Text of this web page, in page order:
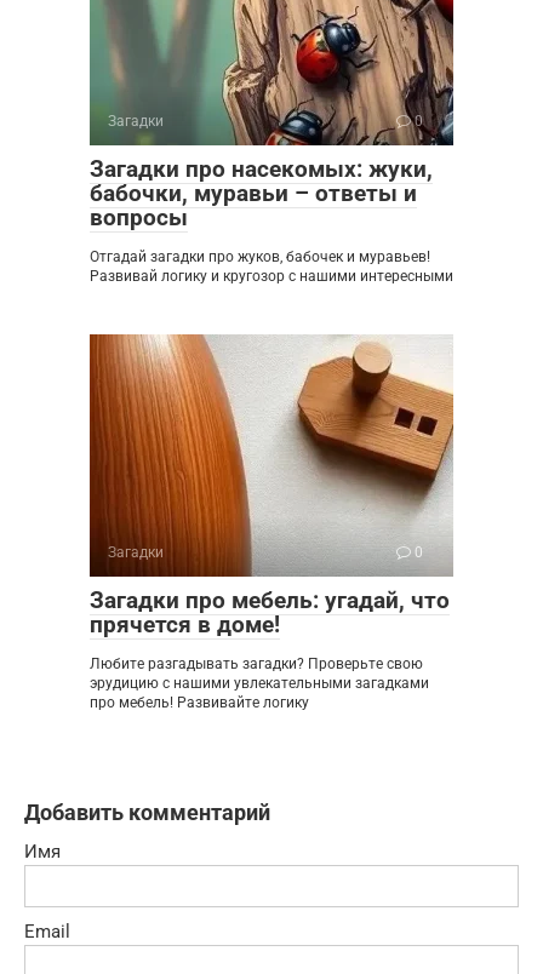
Загадки 0
Загадки про насекомых: жуки,
бабочки, муравьи – ответы и
вопросы
Отгадай загадки про жуков, бабочек и муравьев!
Развивай логику и кругозор с нашими интересными
Загадки 0
Загадки про мебель: угадай, что
прячется в доме!
Любите разгадывать загадки? Проверьте свою
эрудицию с нашими увлекательными загадками
про мебель! Развивайте логику
Добавить комментарий
Имя
Email